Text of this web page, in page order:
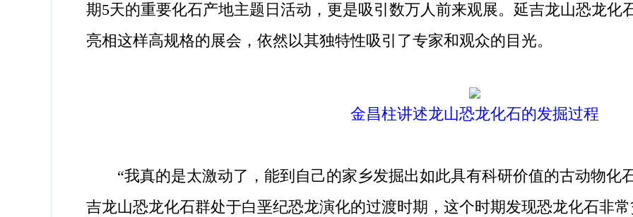
期5天的重要化石产地主题日活动，更是吸引数万人前来观展。延吉龙山恐龙化
亮相这样高规格的展会，依然以其独特性吸引了专家和观众的目光。
金昌柱讲述龙山恐龙化石的发掘过程
“我真的是太激动了，能到自己的家乡发掘出如此具有科研价值的古动物化
吉龙山恐龙化石群处于白垩纪恐龙演化的过渡时期，这个时期发现恐龙化石非